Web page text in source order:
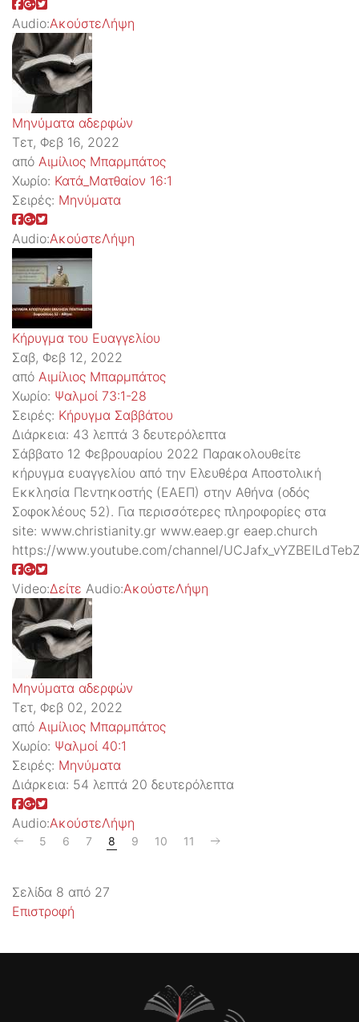
Audio:ΑκούστεΛήψη
Μηνύματα αδερφών
Τετ, Φεβ 16, 2022
από Αιμίλιος Μπαρμπάτος
Χωρίο: Κατά_Ματθαίον 16:1
Σειρές: Μηνύματα
Audio:ΑκούστεΛήψη
Κήρυγμα του Ευαγγελίου
Σαβ, Φεβ 12, 2022
από Αιμίλιος Μπαρμπάτος
Χωρίο: Ψαλμοί 73:1-28
Σειρές: Kήρυγμα Σαββάτου
Διάρκεια: 43 λεπτά 3 δευτερόλεπτα
Σάββατο 12 Φεβρουαρίου 2022 Παρακολουθείτε
κήρυγμα ευαγγελίου από την Ελευθέρα Αποστολική
Εκκλησία Πεντηκοστής (ΕΑΕΠ) στην Αθήνα (οδός
Σοφοκλέους 52). Για περισσότερες πληροφορίες στα
site: www.christianity.gr www.eaep.gr eaep.church
https://www.youtube.com/channel/
Video:Δείτε Audio:ΑκούστεΛήψη
Μηνύματα αδερφών
Τετ, Φεβ 02, 2022
από Αιμίλιος Μπαρμπάτος
Χωρίο: Ψαλμοί 40:1
Σειρές: Μηνύματα
Διάρκεια: 54 λεπτά 20 δευτερόλεπτα
Audio:ΑκούστεΛήψη
5 6 7 8 9 10 11
Σελίδα 8 από 27
Επιστροφή